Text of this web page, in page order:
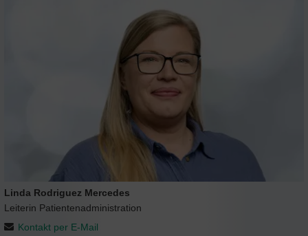
Linda Rodriguez Mercedes
Leiterin Patientenadministration
Kontakt per E-Mail